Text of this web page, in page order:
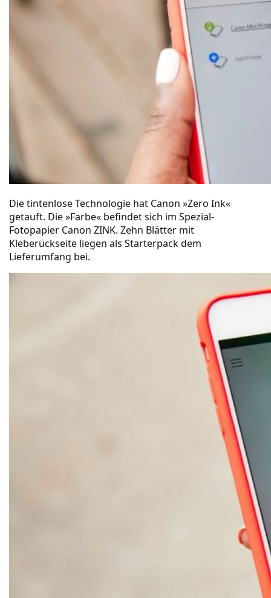
Die tintenlose Technologie hat Canon »Zero Ink«
getauft. Die »Farbe« befindet sich im Spezial-
Fotopapier Canon ZINK. Zehn Blätter mit
Kleberückseite liegen als Starterpack dem
Lieferumfang bei.